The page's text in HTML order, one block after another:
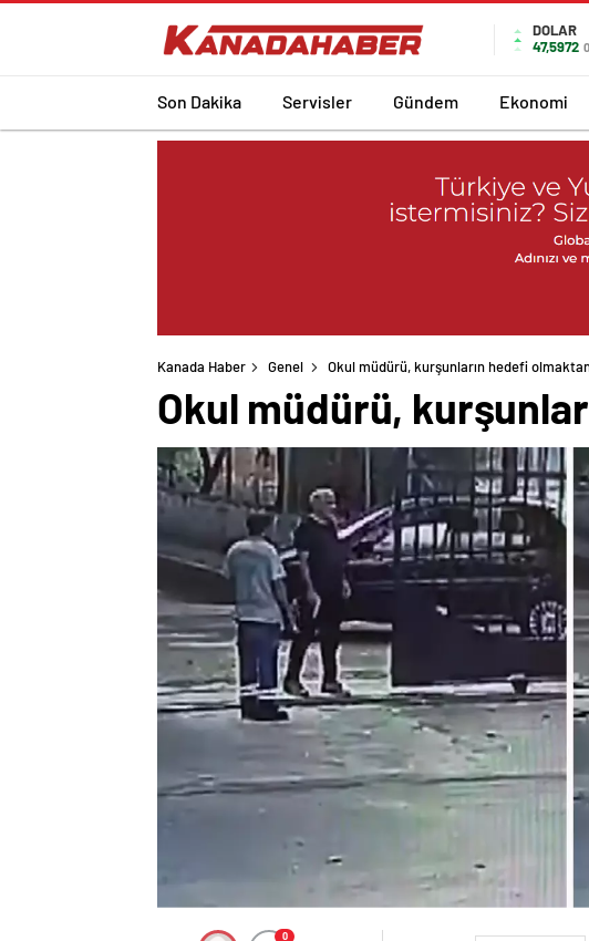
DOLAR
47,5972
Son Dakika Servisler Gündem Ekonomi
Kanada Haber Genel Okul müdürü, kurşunların hedefi
Okul müdürü,
0